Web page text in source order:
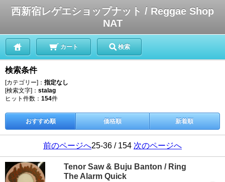
西新宿レゲエショップナット / Reggae Shop
NAT
カート 検索
検索条件
[カテゴリー]： 指定なし
[検索文字]： stalag
ヒット件数： 154件
おすすめ順 価格順 新着順
前のページへ25-36 / 154 次のページへ
Tenor Saw & Buju Banton / Ring
The Alarm Quick